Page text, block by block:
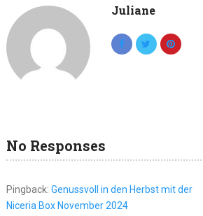
Juliane
No Responses
Pingback: Genussvoll in den Herbst mit der
Niceria Box November 2024